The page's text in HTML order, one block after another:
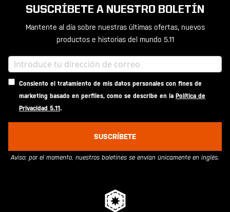
SUSCRÍBETE A NUESTRO BOLETÍN
Mantente al día sobre nuestras últimas ofertas, nuevos
productos e historias del mundo 5.11
Consiento el tratamiento de mis datos personales con fines de
marketing basado en perfiles, como se describe en la Política de
Privacidad 5.11.
SUSCRÍBETE
Aviso: por el momento, nuestros boletines se envían únicamente en inglés.